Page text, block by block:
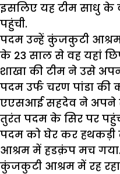
इसलिए यह टीम साधु
पहुंची.
पदम उन्हें कुंजकुटी
के 23 साल से वह यहां
शाखा की टीम ने उसे
पदम उर्फ चरण पांडा की
एएसआई सहदेव ने अपने
तुरंत पदम के सिर पर
पदम को घेर कर हथकड़ी
आश्रम में हडक़ंप मच
कुंजकुटी आश्रम में रह